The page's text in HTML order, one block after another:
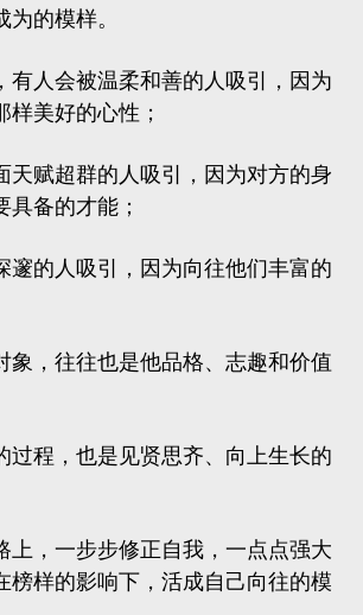
的模样。
有人会被温柔和善的人吸引，因为
美好的心性；
天赋超群的人吸引，因为对方的身
具备的才能；
邃的人吸引，因为向往他们丰富的
象，往往也是他品格、志趣和价值
过程，也是见贤思齐、向上生长的
上，一步步修正自我，一点点强大
榜样的影响下，活成自己向往的模